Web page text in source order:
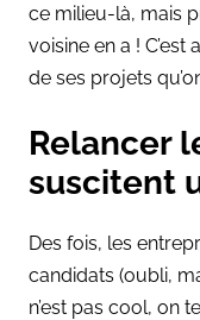
ce milieu-là, mais
voisine en a !
de ses projets
Relancer
suscitent
Des fois, les
candidats (oubli,
n’est pas cool, on